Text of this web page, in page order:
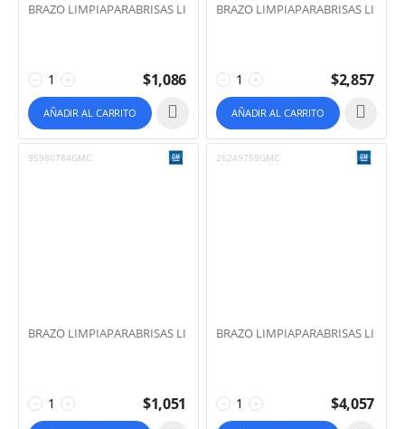
BRAZO LIMPIAPARABRISAS LI
+
− $1,086
AÑADIR AL CARRITO
BRAZO LIMPIAPARABRISAS LI
+
− $2,857
AÑADIR AL CARRITO
95980784GMC
BRAZO LIMPIAPARABRISAS LI
+
− $1,051
26249759GMC
BRAZO LIMPIAPARABRISAS LI
+
− $4,057